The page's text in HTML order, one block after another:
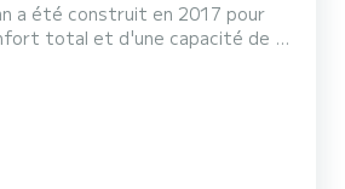
a été construit en 2017 pour
allié pour passer des